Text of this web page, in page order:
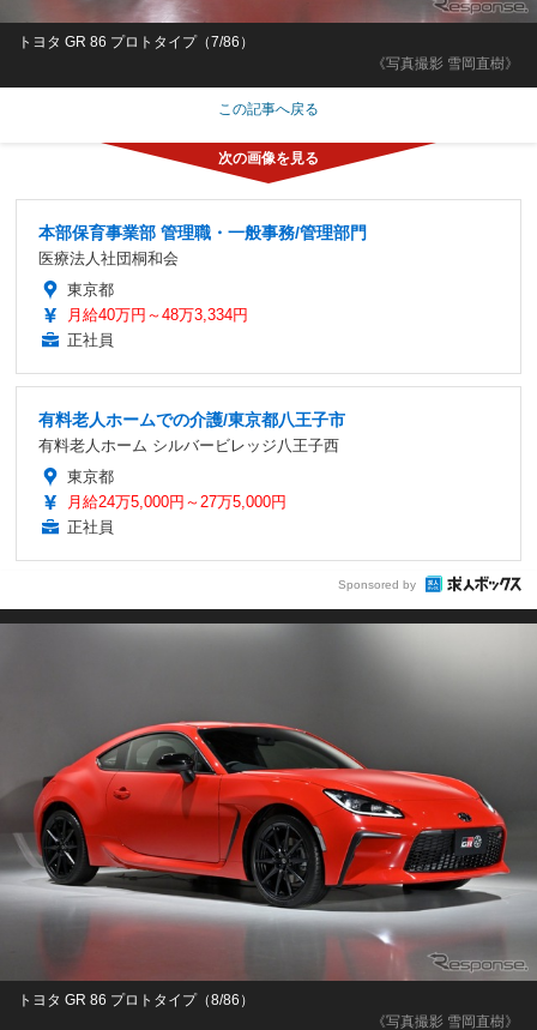
《写真撮影 雪岡直樹》
トヨタ GR 86 プロトタイプ（7/86）
この記事へ戻る
本部保育事業部 管理職・一般事務/管理部門
医療法人社団桐和会
東京都
月給40万円～48万3,334円
正社員
有料老人ホームでの介護/東京都八王子市
有料老人ホーム シルバービレッジ八王子西
東京都
月給24万5,000円～27万5,000円
正社員
Sponsored by
《写真撮影 雪岡直樹》
トヨタ GR 86 プロトタイプ（8/86）